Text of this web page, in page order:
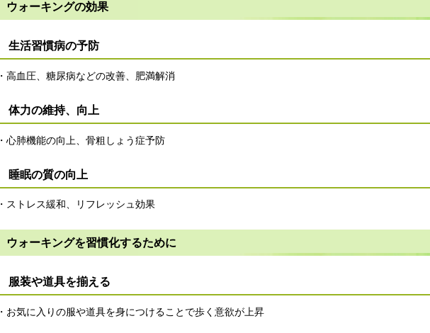
ウォーキングの効果
生活習慣病の予防
・高血圧、糖尿病などの改善、肥満解消
体力の維持、向上
・心肺機能の向上、骨粗しょう症予防
睡眠の質の向上
・ストレス緩和、リフレッシュ効果
ウォーキングを習慣化するために
服装や道具を揃える
・お気に入りの服や道具を身につけることで歩く意欲が上昇